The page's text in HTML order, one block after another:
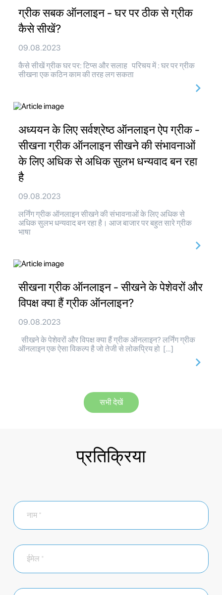
ग्रीक सबक ऑनलाइन - घर पर ठीक से ग्रीक
कैसे सीखें?
09.08.2023
कैसे सीखें ग्रीक घर पर: टिप्स और सलाह परिचय में : घर पर ग्रीक
सीखना एक कठिन काम की तरह लग सकता
अध्ययन के लिए सर्वश्रेष्ठ ऑनलाइन ऐप ग्रीक -
सीखना ग्रीक ऑनलाइन सीखने की संभावनाओं
के लिए अधिक से अधिक सुलभ धन्यवाद बन रहा
है
09.08.2023
लर्निंग ग्रीक ऑनलाइन सीखने की संभावनाओं के लिए अधिक से
अधिक सुलभ धन्यवाद बन रहा है। आज बाजार पर बहुत सारे ग्रीक
भाषा
सीखना ग्रीक ऑनलाइन - सीखने के पेशेवरों और
विपक्ष क्या हैं ग्रीक ऑनलाइन?
09.08.2023
सीखने के पेशेवरों और विपक्ष क्या हैं ग्रीक ऑनलाइन? लर्निंग ग्रीक
ऑनलाइन एक ऐसा विकल्प है जो तेजी से लोकप्रिय हो […]
सभी देखें
प्रतिक्रिया